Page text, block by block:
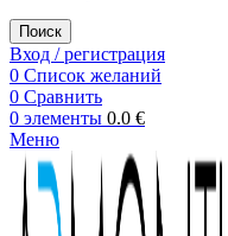
Поиск
Вход / регистрация
0 Список желаний
0 Сравнить
0 элементы 0.0 €
Меню